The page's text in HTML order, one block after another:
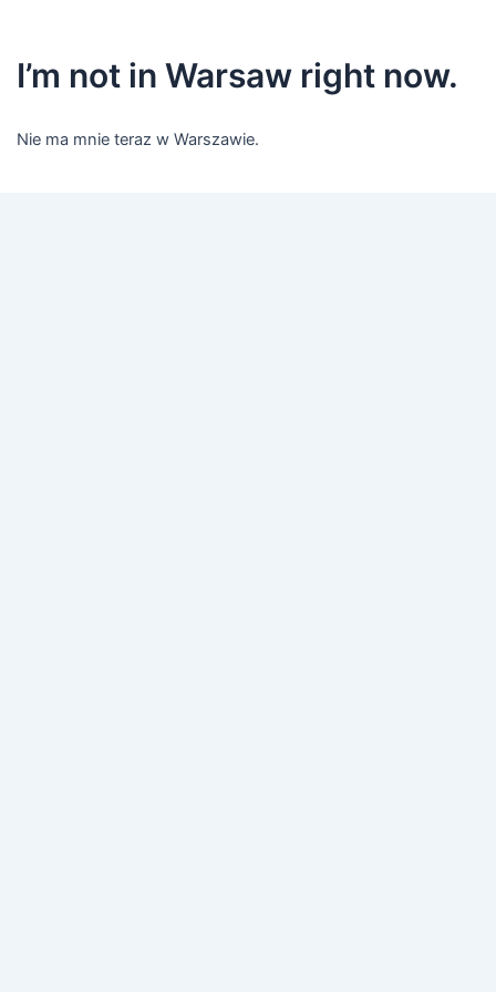
I’m not in Warsaw right now.
Nie ma mnie teraz w Warszawie.